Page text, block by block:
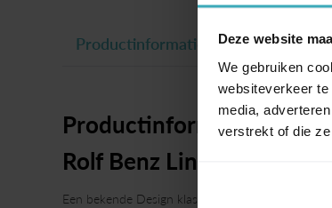
Deze website
We gebruiken
websiteverkeer
media,
verstrekt of die
Productinformatie
Productinformatie
Rolf Benz Linea
Een bekende Design klassieker van Rolf Benz!